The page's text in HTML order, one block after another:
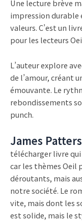
Une lecture brève
impression durable
valeurs. C’est un
pour les lecteurs
L’auteur explore
de l’amour, créant
émouvante. Le
rebondissements
punch.
James
télécharger livre
car les thèmes Oeil
déroutants, mais
notre société. Le
vite, mais dont les
est solide, mais le